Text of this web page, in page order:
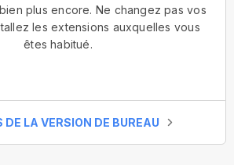
plus encore. Ne changez pas vos
les extensions auxquelles vous
êtes habitué.
DE LA VERSION DE BUREAU